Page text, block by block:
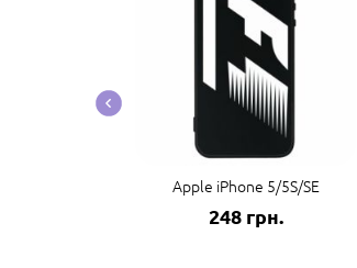
Apple iPhone 5/5S/SE
248 грн.